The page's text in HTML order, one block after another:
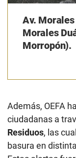
Av.
Morales
Morropón).
Además, OEFA
ciudadanas a
Residuos, las
basura en